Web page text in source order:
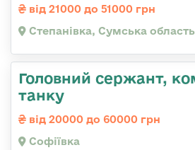
від 21000 до 51000 грн
Степанівка, Сумська область
Головний сержант,
танку
від 20000 до 60000 грн
Софіївка